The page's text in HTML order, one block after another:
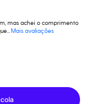
mas achei o comprimento
Mais avaliações